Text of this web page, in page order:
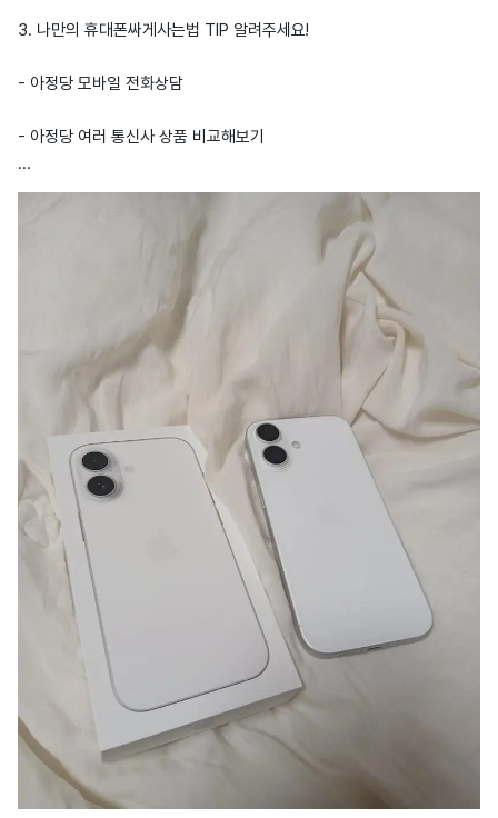
3. 나만의 휴대폰싸게사는법 TIP 알려주세요!
- 아정당 모바일 전화상담
- 아정당 여러 통신사 상품 비교해보기
...